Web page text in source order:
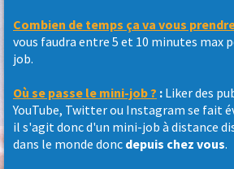
Combien de temps ça va vous
vous faudra entre 5 et 10 minutes max
job.
Où se passe le mini-job ? : Liker des
YouTube, Twitter ou Instagram se fait
il s'agit donc d'un mini-job à distance
dans le monde donc depuis chez vous.